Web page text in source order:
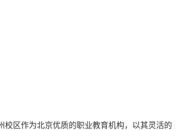
区作为北京优质的职业教育机构，以其灵活的